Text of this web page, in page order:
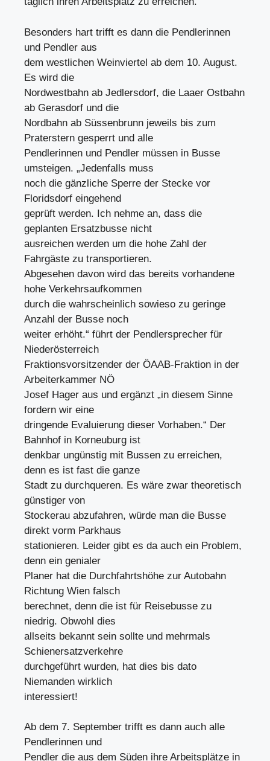
Besonders hart trifft es dann die Pendlerinnen
und Pendler aus
dem westlichen Weinviertel ab dem 10. August.
Es wird die
Nordwestbahn ab Jedlersdorf, die Laaer Ostbahn
ab Gerasdorf und die
Nordbahn ab Süssenbrunn jeweils bis zum
Praterstern gesperrt und alle
Pendlerinnen und Pendler müssen in Busse
umsteigen. „Jedenfalls muss
noch die gänzliche Sperre der Stecke vor
Floridsdorf eingehend
geprüft werden. Ich nehme an, dass die
geplanten Ersatzbusse nicht
ausreichen werden um die hohe Zahl der
Fahrgäste zu transportieren.
Abgesehen davon wird das bereits vorhandene
hohe Verkehrsaufkommen
durch die wahrscheinlich sowieso zu geringe
Anzahl der Busse noch
weiter erhöht.“ führt der Pendlersprecher für
Niederösterreich
Fraktionsvorsitzender der ÖAAB-Fraktion in der
Arbeiterkammer NÖ
Josef Hager aus und ergänzt „in diesem Sinne
fordern wir eine
dringende Evaluierung dieser Vorhaben.“ Der
Bahnhof in Korneuburg ist
denkbar ungünstig mit Bussen zu erreichen,
denn es ist fast die ganze
Stadt zu durchqueren. Es wäre zwar theoretisch
günstiger von
Stockerau abzufahren, würde man die Busse
direkt vorm Parkhaus
stationieren. Leider gibt es da auch ein Problem,
denn ein genialer
Planer hat die Durchfahrtshöhe zur Autobahn
Richtung Wien falsch
berechnet, denn die ist für Reisebusse zu
niedrig. Obwohl dies
allseits bekannt sein sollte und mehrmals
Schienersatzverkehre
durchgeführt wurden, hat dies bis dato
Niemanden wirklich
interessiert!
Ab dem 7. September trifft es dann auch alle
Pendlerinnen und
Pendler die aus dem Süden ihre Arbeitsplätze in